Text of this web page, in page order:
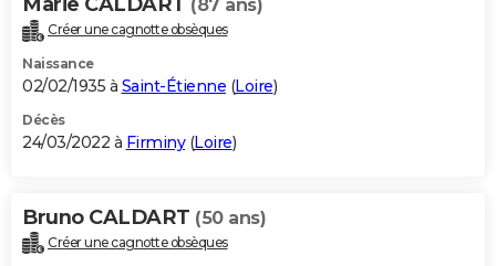
(87 ans)
Créer une cagnotte obsèques
Naissance
02/02/1935 à Saint-Étienne (Loire)
Décès
24/03/2022 à Firminy(Loire)
Bruno CALDART (50 ans)
Créer une cagnotte obsèques